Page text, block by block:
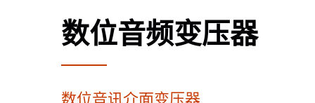
数位音频变压器
数位音讯介面变压器